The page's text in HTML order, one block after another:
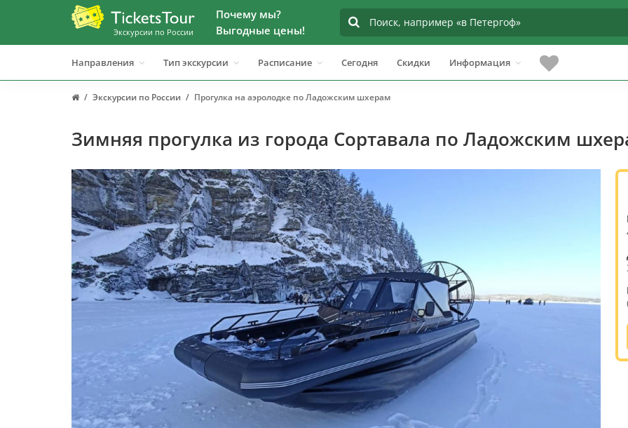
Экскурсии по России
Почему мы?
Выгодные цены!
Направления Тип экскурсии Расписание Сегодня Скидки Информация
Экскурсии по России Прогулка на аэролодке по Ладожским шхерам
Зимняя прогулка из города Сортавала по Ладожским